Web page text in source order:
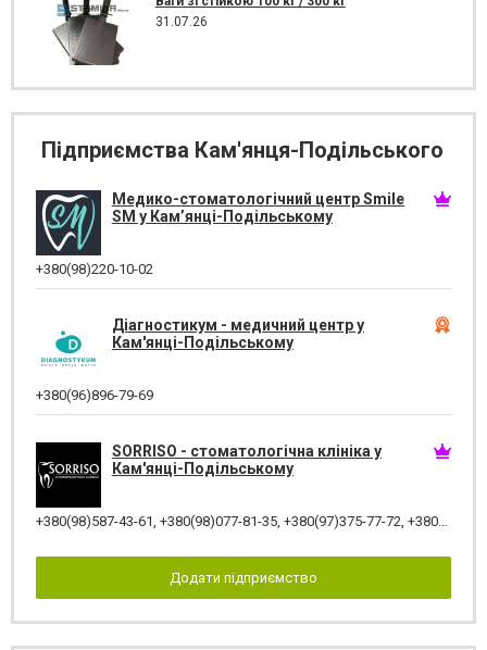
31.07.26
Підприємства Кам'янця-Подільського
Медико-стоматологічний центр Smile
SM у Кам’янці-Подільському
+380(98)220-10-02
Діагностикум - медичний центр у
Кам'янці-Подільському
+380(96)896-79-69
SORRISO - стоматологічна клініка у
Кам'янці-Подільському
+380(98)587-43-61, +380(98)077-81-35, +380(97)375-77-72, +380(97)982-31-07
Додати підприємство